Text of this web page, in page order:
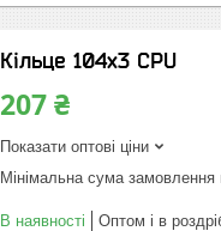
Кільце 104х3 CPU
207 ₴
Показати оптові ціни
Мінімальна сума
В наявності Оптом і в